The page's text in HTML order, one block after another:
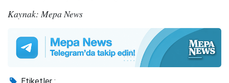
Kaynak: Mepa News